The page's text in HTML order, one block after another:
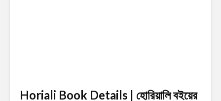
Horiali Book Details | হোরিয়ালিবইয়ের